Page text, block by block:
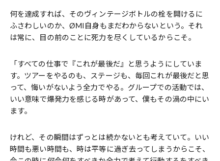
何を達成すれば、そのヴィンテージボトルの栓を開けるに
ふさわしいのか、ØMI自身もまだわからないという。それ
は常に、目の前のことに死力を尽くしているからこそ。
「すべての仕事で『これが最後だ』と思うようにしていま
す。ツアーをやるのも、ステージも、毎回これが最後だと思
って、悔いがないよう全力でやる。グループでの活動では、
いい意味で爆発力を感じる時があって、僕もその渦の中にい
ます。
けれど、その瞬間はずっとは続かないとも考えていて。いい
時間も悪い時間も、時は平等に過ぎ去ってしまうからこそ、